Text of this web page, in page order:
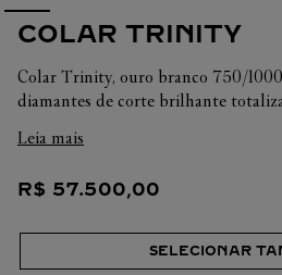
COLAR TRINITY
Colar Trinity, ouro branco 750/
diamantes de corte brilhante
ajustável: 42-46 cm.
Leia mais
R$ 57.500,00